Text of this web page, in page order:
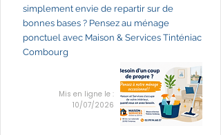
simplement envie de repartir sur de
bonnes bases ? Pensez au ménage
ponctuel avec Maison & Services Tinténiac
Combourg
Mis en ligne le :
10/07/2026